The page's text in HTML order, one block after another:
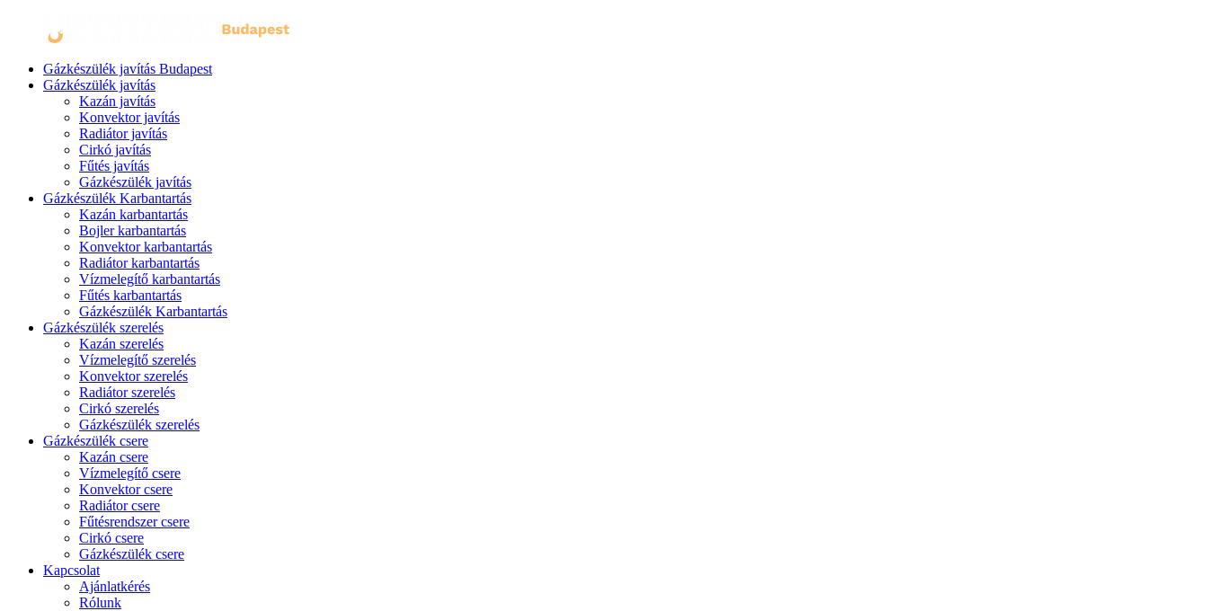
Gázkészülék javítás Budapest
Gázkészülék javítás
Kazán javítás
Konvektor javítás
Radiátor javítás
Cirkó javítás
Fűtés javítás
Gázkészülék javítás
Gázkészülék Karbantartás
Kazán karbantartás
Bojler karbantartás
Konvektor karbantartás
Radiátor karbantartás
Vízmelegítő karbantartás
Fűtés karbantartás
Gázkészülék Karbantartás
Gázkészülék szerelés
Kazán szerelés
Vízmelegítő szerelés
Konvektor szerelés
Radiátor szerelés
Cirkó szerelés
Gázkészülék szerelés
Gázkészülék csere
Kazán csere
Vízmelegítő csere
Konvektor csere
Radiátor csere
Fűtésrendszer csere
Cirkó csere
Gázkészülék csere
Kapcsolat
Ajánlatkérés
Rólunk